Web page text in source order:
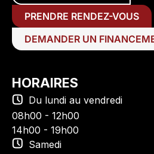
PRENDRE RENDEZ-VOUS
DEMANDER UN
HORAIRES
Du lundi au vendredi
08h00 - 12h00
14h00 - 19h00
Samedi